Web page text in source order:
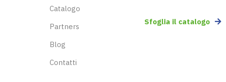
Catalogo
Partners
Blog
Contatti
Sfoglia il catalogo